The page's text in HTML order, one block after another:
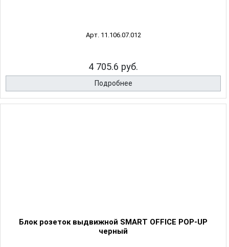
Арт. 11.106.07.012
4 705.6 руб.
Подробнее
Блок розеток выдвижной SMART OFFICE POP-UP
черный